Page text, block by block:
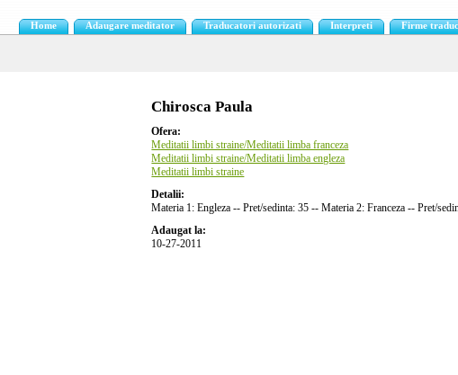
Home Adaugare meditator Traducatori autorizati Interpreti Firme
Chirosca Paula
Ofera:
Meditatii limbi straine/Meditatii limba franceza
Meditatii limbi straine/Meditatii limba engleza
Meditatii limbi straine
Detalii:
Materia 1: Engleza -- Pret/sedinta: 35 -- Materia 2: Franceza -- Pret/
Adaugat la:
10-27-2011